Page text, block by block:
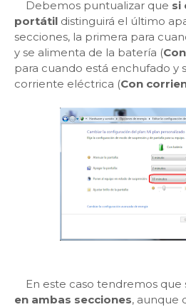
Debemos puntualizar que si
portátil distinguirá el último
secciones, la primera para
y se alimenta de la batería (
para cuando está enchufado y
corriente eléctrica (Con
En este caso tendremos que
en ambas secciones, aunque